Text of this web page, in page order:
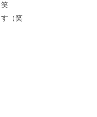
（笑